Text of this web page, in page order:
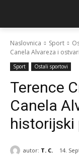
Naslovnica Sport
Canela Alvareza i
Sport Ostali sportovi
Terence
Canela
historijski
autor: T. C. 14.